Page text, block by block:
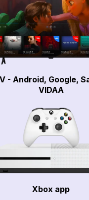
- Android, Google,
VIDAA
Xbox app